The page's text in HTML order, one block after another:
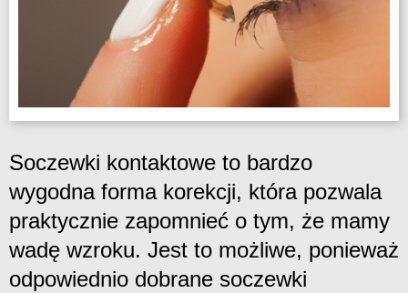
Soczewki kontaktowe to bardzo
wygodna forma korekcji, która pozwala
praktycznie zapomnieć o tym, że mamy
wadę wzroku. Jest to możliwe, ponieważ
odpowiednio dobrane soczewki